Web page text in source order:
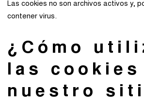
Las cookies no son archivos activos y,
contener virus.
¿Cómo
las cookies
nuestro